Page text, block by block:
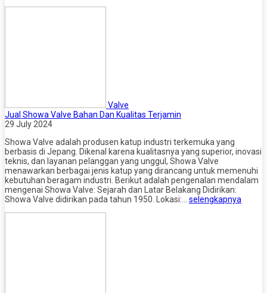
Valve
Jual Showa Valve Bahan Dan Kualitas Terjamin
29 July 2024
Showa Valve adalah produsen katup industri terkemuka yang
berbasis di Jepang. Dikenal karena kualitasnya yang superior, inovasi
teknis, dan layanan pelanggan yang unggul, Showa Valve
menawarkan berbagai jenis katup yang dirancang untuk memenuhi
kebutuhan beragam industri. Berikut adalah pengenalan mendalam
mengenai Showa Valve: Sejarah dan Latar Belakang Didirikan:
Showa Valve didirikan pada tahun 1950. Lokasi:… selengkapnya